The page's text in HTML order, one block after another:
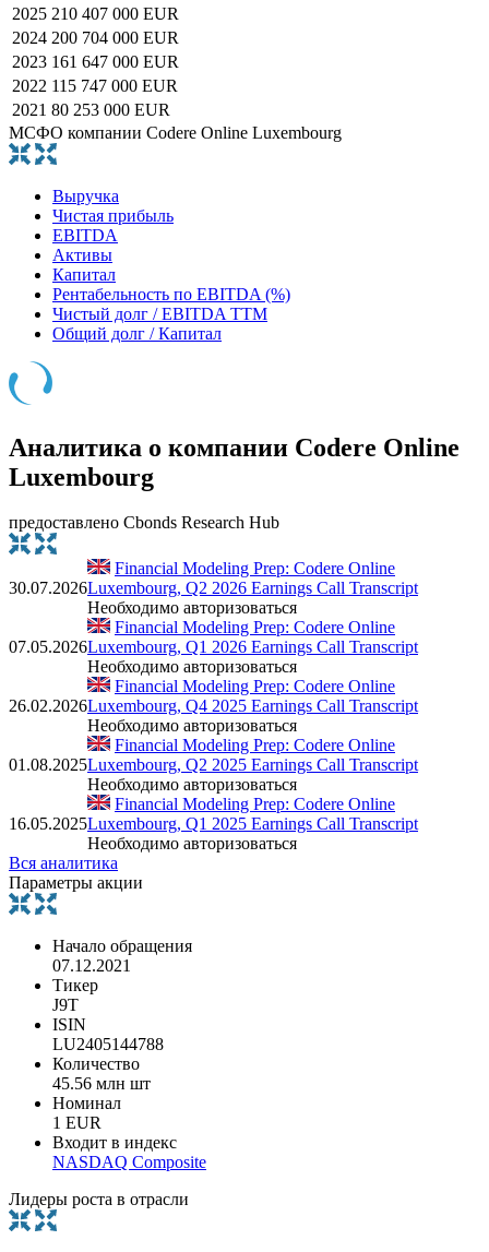
2025 210 407 000 EUR
2024 200 704 000 EUR
2023 161 647 000 EUR
2022 115 747 000 EUR
2021 80 253 000 EUR
МСФО компании Codere Online Luxembourg
Выручка
Чистая прибыль
EBITDA
Активы
Капитал
Рентабельность по EBITDA (%)
Чистый долг / EBITDA TTM
Общий долг / Капитал
Аналитика о компании Codere Online
Luxembourg
предоставлено Cbonds Research Hub
30.07.2026
Financial Modeling Prep: Codere Online
Luxembourg, Q2 2026 Earnings Call Transcript
Необходимо авторизоваться
07.05.2026
Financial Modeling Prep: Codere Online
Luxembourg, Q1 2026 Earnings Call Transcript
Необходимо авторизоваться
26.02.2026
Financial Modeling Prep: Codere Online
Luxembourg, Q4 2025 Earnings Call Transcript
Необходимо авторизоваться
01.08.2025
Financial Modeling Prep: Codere Online
Luxembourg, Q2 2025 Earnings Call Transcript
Необходимо авторизоваться
16.05.2025
Financial Modeling Prep: Codere Online
Luxembourg, Q1 2025 Earnings Call Transcript
Необходимо авторизоваться
Вся аналитика
Параметры акции
Начало обращения
07.12.2021
Тикер
J9T
ISIN
LU2405144788
Количество
45.56 млн шт
Номинал
1 EUR
Входит в индекс
NASDAQ Composite
Лидеры роста в отрасли